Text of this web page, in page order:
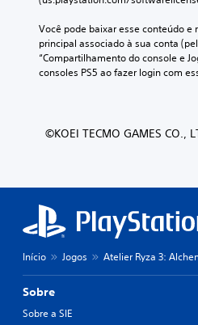
Você pode baixar esse conteúdo e
principal associado à sua conta
“Compartilhamento do console e
consoles PS5 ao fazer login com
©KOEI TECMO GAMES CO.,
Início Jogos Atelier Ryza 3:
Sobre
Sobre a SIE